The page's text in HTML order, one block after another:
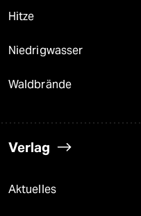
Hitze
Niedrigwasser
Waldbrände
Verlag
Aktuelles